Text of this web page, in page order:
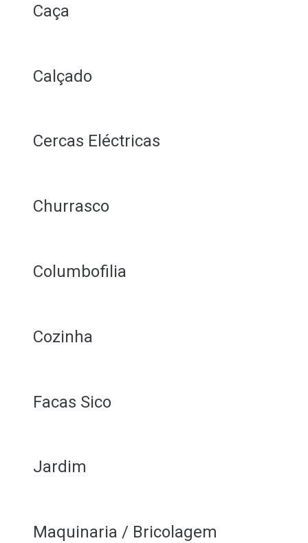
Caça
Calçado
Cercas Eléctricas
Churrasco
Columbofilia
Cozinha
Facas Sico
Jardim
Maquinaria / Bricolagem